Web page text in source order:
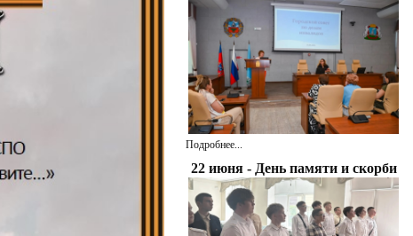
Подробнее...
22 июня - День памяти и скорби